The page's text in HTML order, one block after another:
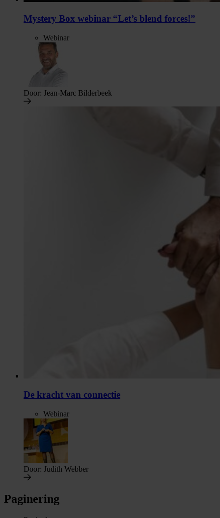
Mystery Box webinar “Let’s blend forces!”
Webinar
Door: Jean-Marc Bilderbeek
De kracht van connectie
Webinar
Door: Judith Webber
Paginering